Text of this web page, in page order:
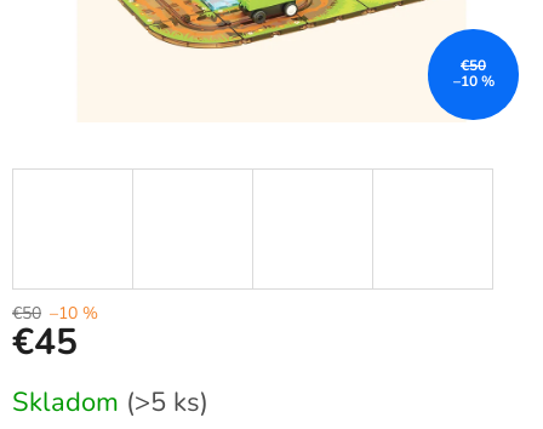
€50
–10 %
€50 –10 %
€45
cena:
Skladom (>5 ks)